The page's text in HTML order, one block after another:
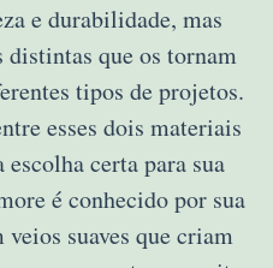
e durabilidade, mas
distintas que os tornam
tipos de projetos.
esses dois materiais
certa para sua
é conhecido por sua
suaves que criam